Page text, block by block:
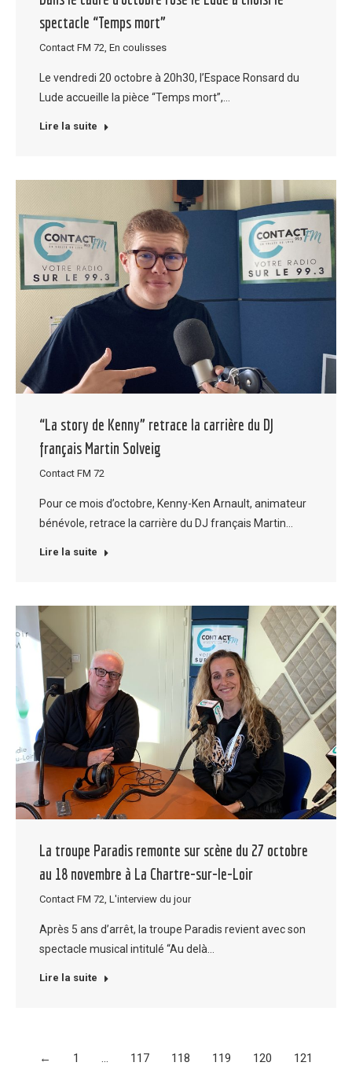
spectacle “Temps mort”
Contact FM 72 En coulisses
Le vendredi 20 octobre à 20h30, l’Espace Ronsard du
Lude accueille la pièce “Temps mort”,…
Lire la suite
“La story de Kenny” retrace la carrière du DJ
français Martin Solveig
Contact FM 72
Pour ce mois d’octobre, Kenny-Ken Arnault, animateur
bénévole, retrace la carrière du DJ français Martin…
Lire la suite
La troupe Paradis remonte sur scène du 27 octobre
au 18 novembre à La Chartre-sur-le-Loir
Contact FM 72 L'interview du jour
Après 5 ans d’arrêt, la troupe Paradis revient avec son
spectacle musical intitulé “Au delà…
Lire la suite
← 1 … 117 118 119 120
121